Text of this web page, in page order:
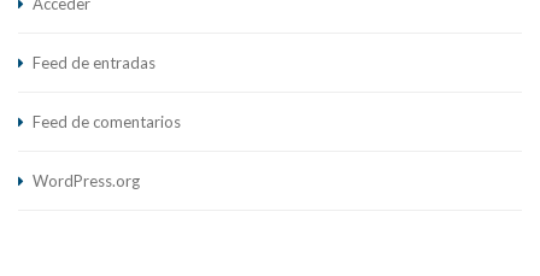
Feed de entradas
Feed de comentarios
WordPress.org